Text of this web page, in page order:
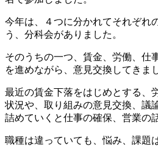
今年は、４つに分かれてそれぞれ
う、分科会がありました。
そのうちの一つ、賃金、労働、仕
を進めながら、意見交換してきま
最近の賃金下落をはじめとする、
状況や、取り組みの意見交換、議
詰めていくと仕事の確保、営業の
職種は違っていても、悩み、課題